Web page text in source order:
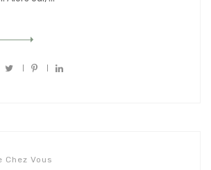
Chez Vous